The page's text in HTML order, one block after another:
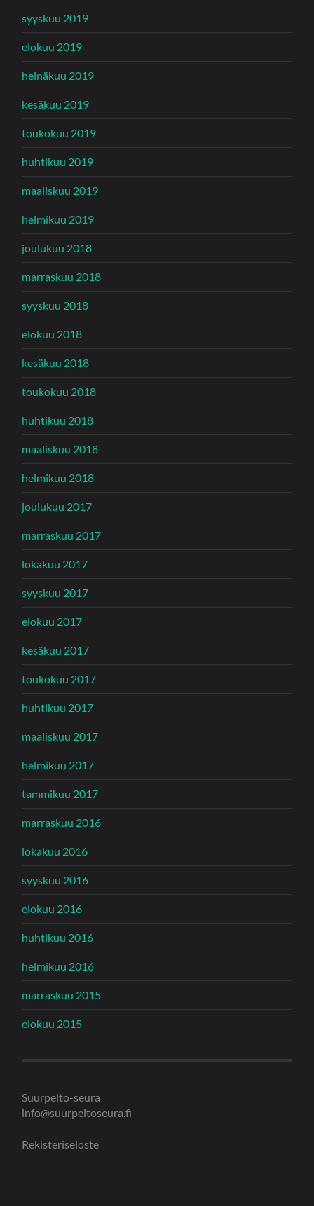
syyskuu 2019
elokuu 2019
heinäkuu 2019
kesäkuu 2019
toukokuu 2019
huhtikuu 2019
maaliskuu 2019
helmikuu 2019
joulukuu 2018
marraskuu 2018
syyskuu 2018
elokuu 2018
kesäkuu 2018
toukokuu 2018
huhtikuu 2018
maaliskuu 2018
helmikuu 2018
joulukuu 2017
marraskuu 2017
lokakuu 2017
syyskuu 2017
elokuu 2017
kesäkuu 2017
toukokuu 2017
huhtikuu 2017
maaliskuu 2017
helmikuu 2017
tammikuu 2017
marraskuu 2016
lokakuu 2016
syyskuu 2016
elokuu 2016
huhtikuu 2016
helmikuu 2016
marraskuu 2015
elokuu 2015
Suurpelto-seura
info@suurpeltoseura.fi
Rekisteriseloste